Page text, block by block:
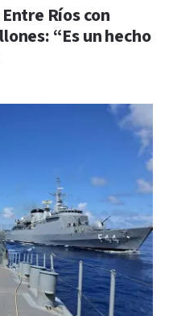
Ríos con
“Es un hecho